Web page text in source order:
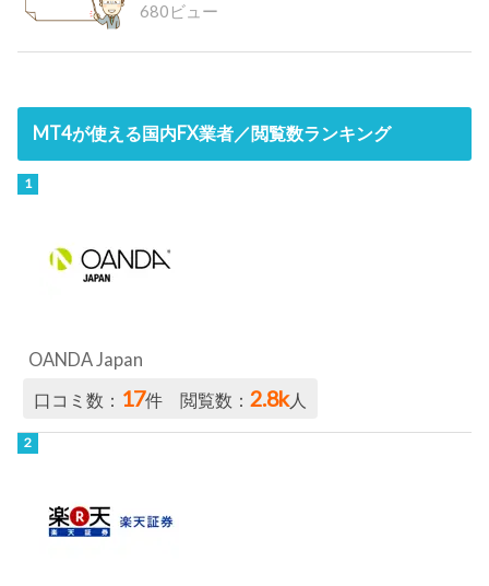
680ビュー
MT4が使える国内FX業者／閲覧数ランキング
OANDA Japan
口コミ数： 17件 閲覧数：2.8k人